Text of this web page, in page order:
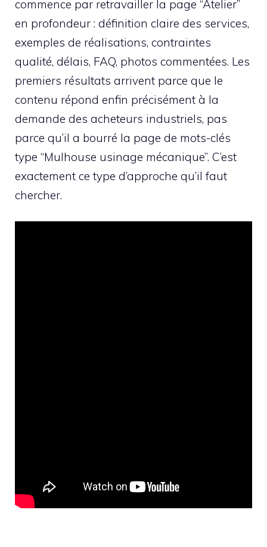
commence par retravailler la page “Atelier”
en profondeur : définition claire des services,
exemples de réalisations, contraintes
qualité, délais, FAQ, photos commentées. Les
premiers résultats arrivent parce que le
contenu répond enfin précisément à la
demande des acheteurs industriels, pas
parce qu’il a bourré la page de mots-clés
type “Mulhouse usinage mécanique”. C’est
exactement ce type d’approche qu’il faut
chercher.